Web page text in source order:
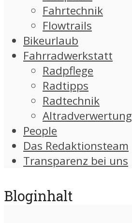
Fahrtechnik
Flowtrails
Bikeurlaub
Fahrradwerkstatt
Radpflege
Radtipps
Radtechnik
Altradverwertung
People
Das Redaktionsteam
Transparenz bei uns
Bloginhalt